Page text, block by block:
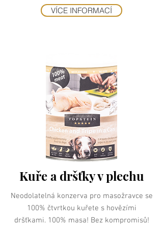
VÍCE INFORMACÍ
Kuře a dršťky v plechu
Neodolatelná konzerva pro masožravce se
100% čtvrtkou kuřete s hovězími
dršťkami. 100% masa! Bez kompromisů!